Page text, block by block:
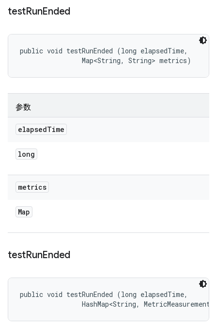
testRunEnded
public void testRunEnded (long elapsedTime,
                Map<String, String> metrics)
参数
elapsedTime
long
metrics
Map
testRunEnded
public void testRunEnded (long elapsedTime,
HashMap<String,